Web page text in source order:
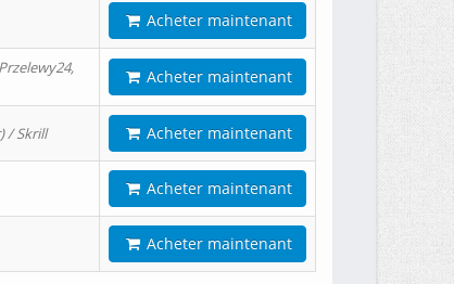
Acheter maintenant
Acheter maintenant
/ Skrill Acheter maintenant
Acheter maintenant
Acheter maintenant